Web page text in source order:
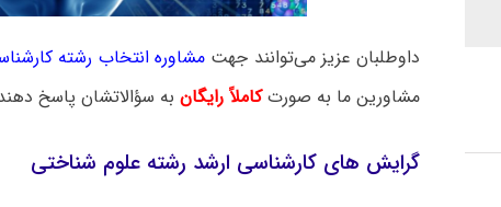
داوطلبان عزیز می‌توانند جهت مشاوره انتخاب رشته
مشاورین ما به صورتکاملاً رایگانبه سؤالاتشان پاسخ
گرایش‌ های کارشناسی ارشد رشته علوم شناختی